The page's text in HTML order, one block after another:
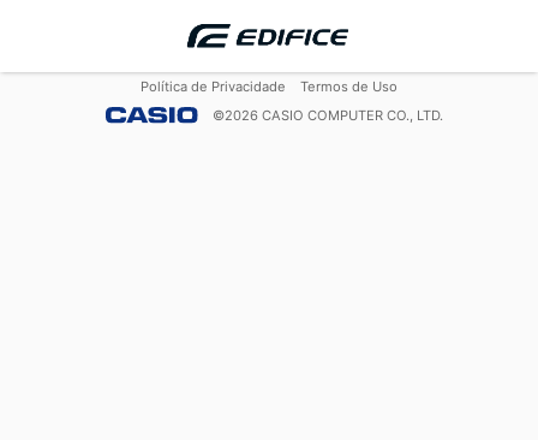
Política de Privacidade
Termos de Uso
©2026 CASIO COMPUTER CO., LTD.